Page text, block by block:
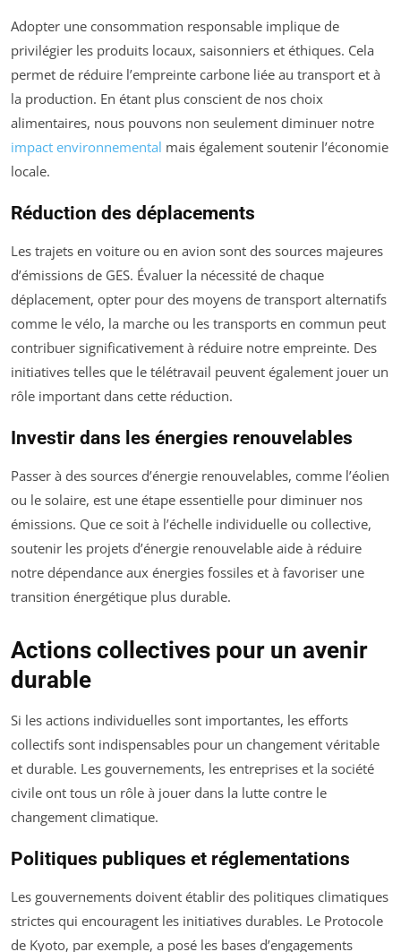
Adopter une consommation responsable implique de
privilégier les produits locaux, saisonniers et éthiques. Cela
permet de réduire l’empreinte carbone liée au transport et à
la production. En étant plus conscient de nos choix
alimentaires, nous pouvons non seulement diminuer notre
impact environnemental mais également soutenir l’économie
locale.
Réduction des déplacements
Les trajets en voiture ou en avion sont des sources majeures
d’émissions de GES. Évaluer la nécessité de chaque
déplacement, opter pour des moyens de transport alternatifs
comme le vélo, la marche ou les transports en commun peut
contribuer significativement à réduire notre empreinte. Des
initiatives telles que le télétravail peuvent également jouer un
rôle important dans cette réduction.
Investir dans les énergies renouvelables
Passer à des sources d’énergie renouvelables, comme l’éolien
ou le solaire, est une étape essentielle pour diminuer nos
émissions. Que ce soit à l’échelle individuelle ou collective,
soutenir les projets d’énergie renouvelable aide à réduire
notre dépendance aux énergies fossiles et à favoriser une
transition énergétique plus durable.
Actions collectives pour un avenir
durable
Si les actions individuelles sont importantes, les efforts
collectifs sont indispensables pour un changement véritable
et durable. Les gouvernements, les entreprises et la société
civile ont tous un rôle à jouer dans la lutte contre le
changement climatique.
Politiques publiques et réglementations
Les gouvernements doivent établir des politiques climatiques
strictes qui encouragent les initiatives durables. Le Protocole
de Kyoto, par exemple, a posé les bases d’engagements